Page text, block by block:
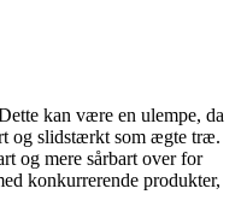
kan være en ulempe, da
og slidstærkt som ægte træ.
og mere sårbart over for
konkurrerende produkter,